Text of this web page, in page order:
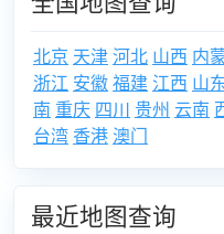
北京 天津河北 山西 内
浙江 安徽福建 江西 山
南 重庆 四川 贵州 云南
台湾 香港 澳门
最近地图查询